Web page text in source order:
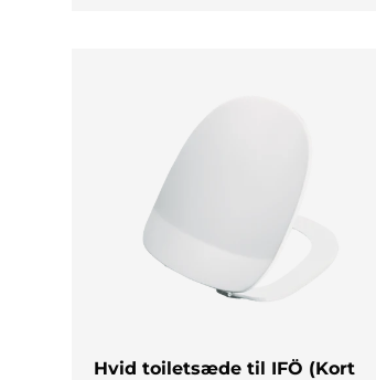
Hvid toiletsæde til IFÖ (Kort